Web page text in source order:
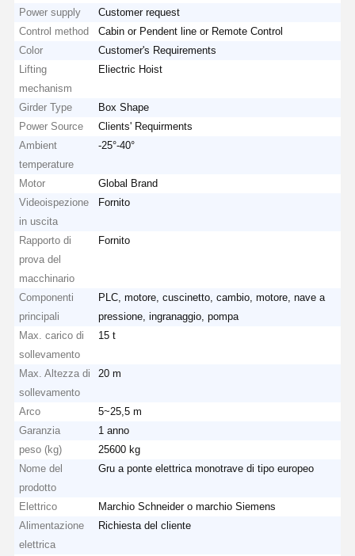
Power supply
Customer request
Control method
Cabin or Pendent line or Remote Control
Color
Customer's Requirements
Lifting
mechanism
Eliectric Hoist
Girder Type
Box Shape
Power Source
Clients' Requirments
Ambient
temperature
-25°-40°
Motor
Global Brand
Videoispezione
in uscita
Fornito
Rapporto di
prova del
macchinario
Fornito
Componenti
principali
PLC, motore, cuscinetto, cambio, motore, nave a
pressione, ingranaggio, pompa
Max. carico di
sollevamento
15 t
Max. Altezza di
sollevamento
20 m
Arco
5~25,5 m
Garanzia
1 anno
peso (kg)
25600 kg
Nome del
prodotto
Gru a ponte elettrica monotrave di tipo europeo
Elettrico
Marchio Schneider o marchio Siemens
Alimentazione
elettrica
Richiesta del cliente